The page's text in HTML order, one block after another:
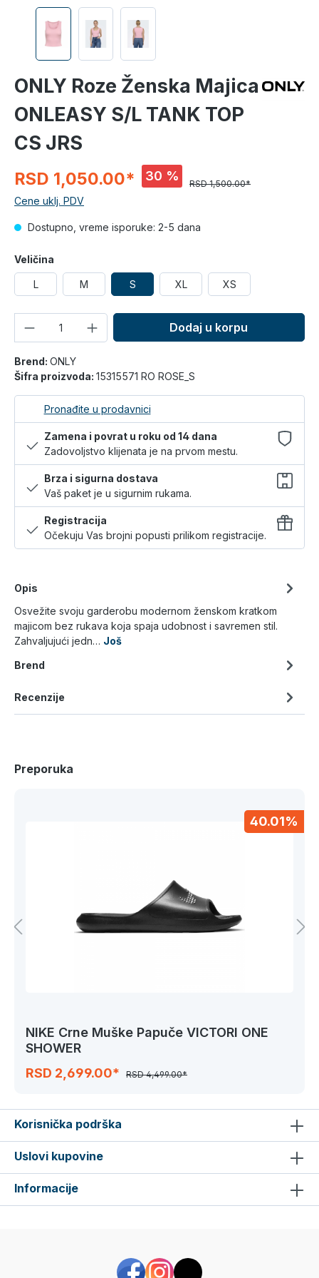
ONLY Roze Ženska Majica
ONLEASY S/L TANK TOP
CS JRS
RSD 1,050.00* 30 %
RSD 1,500.00*
Cene uklj. PDV
Dostupno, vreme isporuke: 2-5 dana
Veličina
L M S XL XS
Dodaj u korpu
Brend: ONLY
Šifra proizvoda: 15315571 RO ROSE_S
Pronađite u prodavnici
Zamena i povrat u roku od 14 dana
Zadovoljstvo klijenata je na prvom mestu.
Brza i sigurna dostava
Vaš paket je u sigurnim rukama.
Registracija
Očekuju Vas brojni popusti prilikom registracije.
Opis
Osvežite svoju garderobu modernom ženskom kratkom
majicom bez rukava koja spaja udobnost i savremen stil.
Zahvaljujući jedn… Još
Brend
Recenzije
Preporuka
40.01%
NIKE Crne Muške Papuče VICTORI ONE
SHOWER
RSD 2,699.00*
RSD 4,499.00*
Korisnička podrška
Uslovi kupovine
Informacije